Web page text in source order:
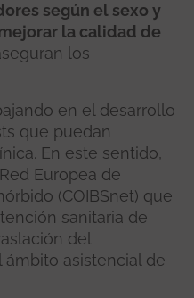
según el sexo y
la calidad de
los
en el desarrollo
que puedan
En este sentido,
Europea de
(COIBSnet) que
sanitaria de
del
asistencial de